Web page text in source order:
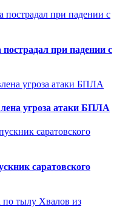
при падении с
угроза атаки БПЛА
саратовского